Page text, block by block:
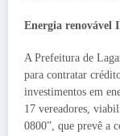
Energia renovável I
A Prefeitura de
para contratar
investimentos em
17 vereadores,
0800”, que prevê a